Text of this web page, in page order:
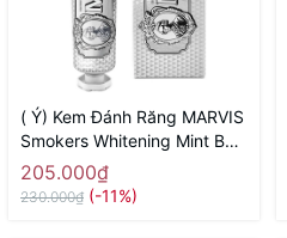
( Ý) Kem Đánh Răng MARVIS
Smokers Whitening Mint Bạc
Trắng ( Dành Cho Người Hút
Thuốc Lá)
205.000₫
230.000₫ (-11%)